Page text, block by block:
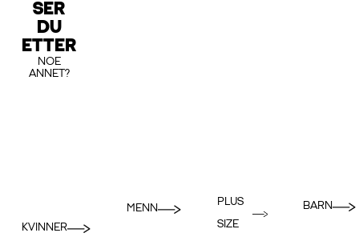
SER
DU
ETTER
NOE
ANNET?
KVINNER
MENN
PLUS
SIZE
BARN